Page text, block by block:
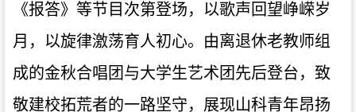
《报答》等节目次第登场，以歌声回望峥嵘岁
月，以旋律激荡育人初心。由离退休老教师组
成的金秋合唱团与大学生艺术团先后登台，致
敬建校拓荒者的一路坚守，展现山科青年昂扬